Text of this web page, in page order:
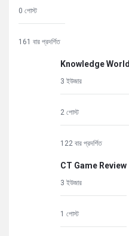
0 পোস্ট
161 বার প্রদর্শিত
Knowledge World
3 ইউজার
2 পোস্ট
122 বার প্রদর্শিত
CT Game Review
3 ইউজার
1 পোস্ট